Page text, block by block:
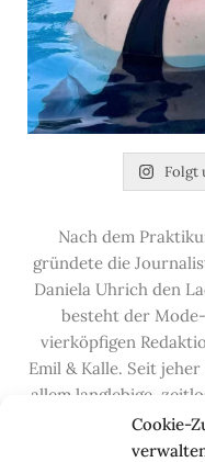
Cookie-
Folgt
Nach dem
gründete die
Daniela Uhrich den
besteht der
vierköpfigen
Emil & Kalle. Seit
allem langlebige,
vor, die
Bedingungen